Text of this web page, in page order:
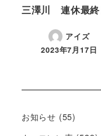
三澤川 連休最終
アイズ
2023年7月17日
お知らせ (55)